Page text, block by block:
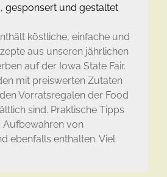
gesponsert und gestaltet
köstliche, einfache und
aus unseren jährlichen
auf der Iowa State Fair.
mit preiswerten Zutaten
Vorratsregalen der Food
sind. Praktische Tipps
von
ebenfalls enthalten. Viel